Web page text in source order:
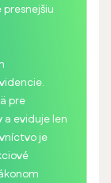
pre
eviduje len
je